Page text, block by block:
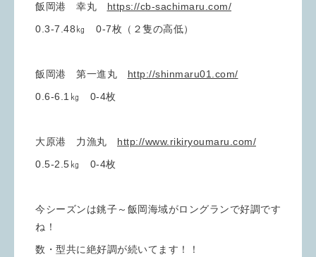
飯岡港 幸丸 https://cb-sachimaru.com/
0.3-7.48㎏ 0-7枚（２隻の高低）
飯岡港 第一進丸 http://shinmaru01.com/
0.6-6.1㎏ 0-4枚
大原港 力漁丸 http://www.rikiryoumaru.com/
0.5-2.5㎏ 0-4枚
今シーズンは銚子～飯岡海域がロングランで好調です
ね！
数・型共に絶好調が続いてます！！